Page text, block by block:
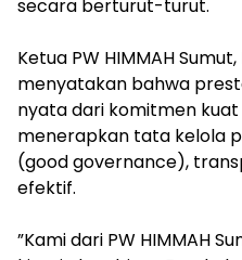
secara berturut-turut.
‎Ketua PW HIMMAH
menyatakan bahwa
nyata dari komitmen
menerapkan tata kelola
(good governance),
efektif.
‎”Kami dari PW HIMMAH